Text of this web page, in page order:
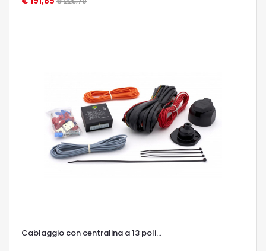
OCCHIATA VELOCE
Cablaggio con centralina a 13 poli...